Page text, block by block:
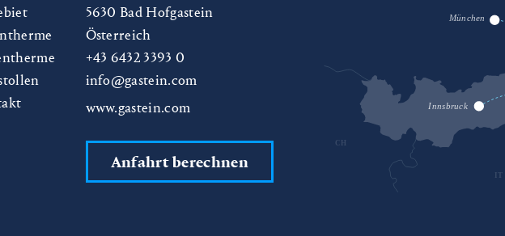
5630 Bad Hofgastein
Österreich
+43 6432 3393 0
info@gastein.com
www.gastein.com
Anfahrt berechnen
München
Innsbruck
CH